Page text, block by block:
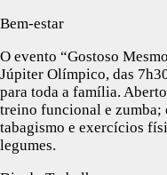
Bem-estar
O evento “Gostoso
Júpiter Olímpico, das
para toda a família.
treino funcional e zumba;
tabagismo e exercícios
legumes.